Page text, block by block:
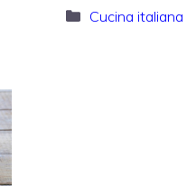
Categorie
Cucina italiana